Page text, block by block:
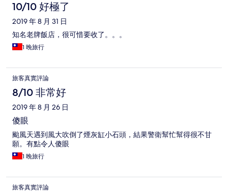
10/10 好極了
2019 年 8 月 31 日
知名老牌飯店，很可惜要收了。。。
1 晚旅行
旅客真實評論
8/10 非常好
2019 年 8 月 26 日
傻眼
颱風天遇到風大吹倒了煙灰缸小石頭，結果警衛幫忙幫得很不甘
願。有點令人傻眼
1 晚旅行
旅客真實評論